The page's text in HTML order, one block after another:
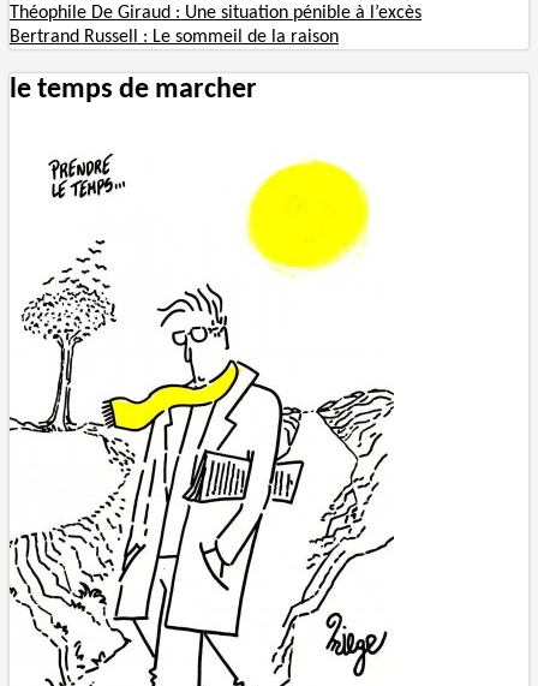
Théophile De Giraud : Une situation pénible à l’excès
Bertrand Russell : Le sommeil de la raison
le temps de marcher